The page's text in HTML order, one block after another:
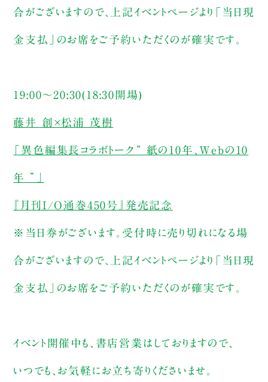
合がございますので、上記イベントページより「当日現
金支払」のお席をご予約いただくのが確実です。
19:00～20:30(18:30開場)
藤井 創×松浦 茂樹
「異色編集長コラボトーク“ 紙の10年、Webの10
年 ”」
『月刊I/O通巻450号』発売記念
※当日券がございます。受付時に売り切れになる場
合がございますので、上記イベントページより「当日現
金支払」のお席をご予約いただくのが確実です。
イベント開催中も、書店営業はしておりますので、
いつでも、お気軽にお立ち寄りくださいませ。